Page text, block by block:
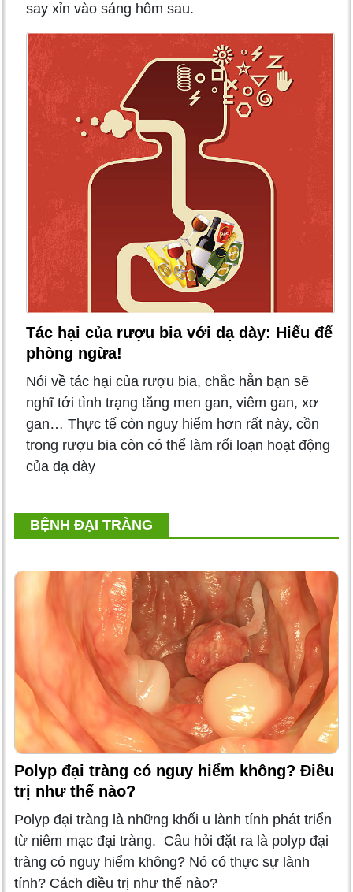
say xỉn vào sáng hôm sau.
Tác hại của rượu bia với dạ dày: Hiểu để
phòng ngừa!
Nói về tác hại của rượu bia, chắc hẳn bạn sẽ
nghĩ tới tình trạng tăng men gan, viêm gan, xơ
gan… Thực tế còn nguy hiểm hơn rất này, cồn
trong rượu bia còn có thể làm rối loạn hoạt động
của dạ dày
BỆNH ĐẠI TRÀNG
Polyp đại tràng có nguy hiểm không? Điều
trị như thế nào?
Polyp đại tràng là những khối u lành tính phát triển
từ niêm mạc đại tràng. Câu hỏi đặt ra là polyp đại
tràng có nguy hiểm không? Nó có thực sự lành
tính? Cách điều trị như thế nào?